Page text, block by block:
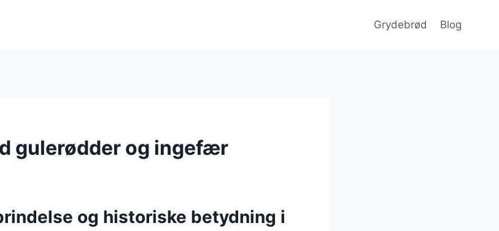
Grydebrød Blog
gulerødder og ingefær
og historiske betydning i